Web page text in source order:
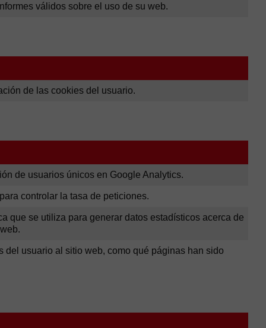
válidos sobre el uso de su web.
de las cookies del usuario.
de usuarios únicos en Google Analytics.
controlar la tasa de peticiones.
que se utiliza para generar datos estadísticos acerca de
del usuario al sitio web, como qué páginas han sido